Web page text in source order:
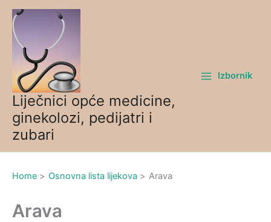
Skip
content
Liječnici opće medicine,
ginekolozi, pedijatri i
zubari
Izbornik
Home Osnovna lista lijekova Arava
Arava